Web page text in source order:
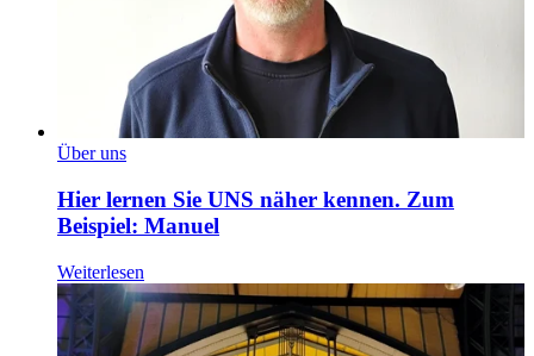
Über uns
Hier lernen Sie UNS näher kennen. Zum
Beispiel: Manuel
Weiterlesen